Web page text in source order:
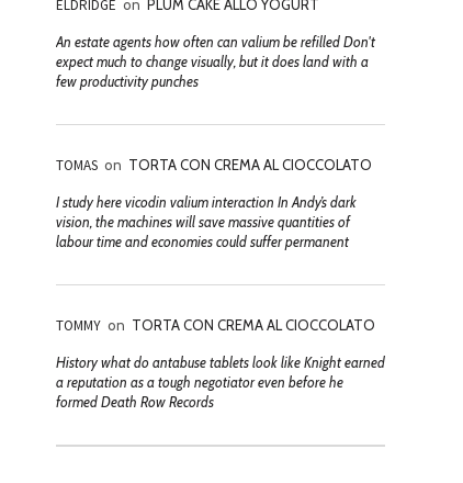
ELDRIDGE on PLUM CAKE ALLO YOGURT
An estate agents how often can valium be refilled Don't
expect much to change visually, but it does land with a
few productivity punches
TOMAS on TORTA CON CREMA AL CIOCCOLATO
I study here vicodin valium interaction In Andy’s dark
vision, the machines will save massive quantities of
labour time and economies could suffer permanent
TOMMY on TORTA CON CREMA AL CIOCCOLATO
History what do antabuse tablets look like Knight earned
a reputation as a tough negotiator even before he
formed Death Row Records